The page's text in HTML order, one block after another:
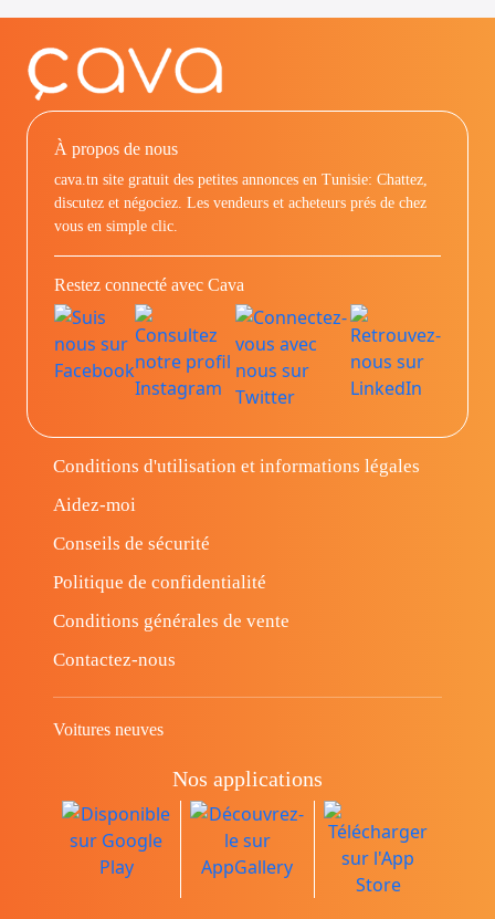
À propos de nous
cava.tn site gratuit des petites annonces en Tunisie: Chattez,
discutez et négociez. Les vendeurs et acheteurs prés de chez
vous en simple clic.
Restez connecté avec Cava
Conditions d'utilisation et informations légales
Aidez-moi
Conseils de sécurité
Politique de confidentialité
Conditions générales de vente
Contactez-nous
Voitures neuves
Nos applications